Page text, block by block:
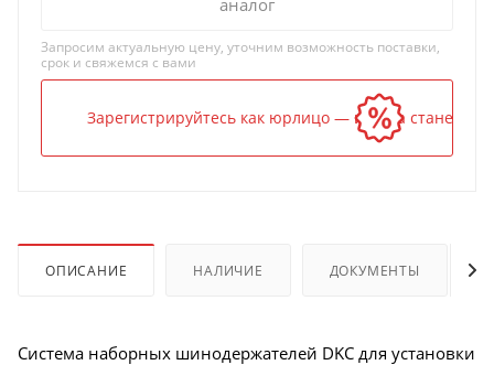
аналог
Запросим актуальную цену, уточним возможность поставки,
срок и свяжемся с вами
Зарегистрируйтесь как юрлицо — и цена станет
ОПИСАНИЕ НАЛИЧИЕ ДОКУМЕНТЫ
Система наборных шинодержателей DKC для установки